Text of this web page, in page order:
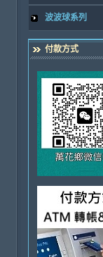
波波球系列
付款方式